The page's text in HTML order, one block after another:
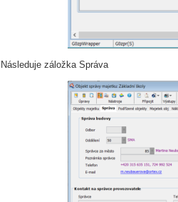
Následuje záložka Správa